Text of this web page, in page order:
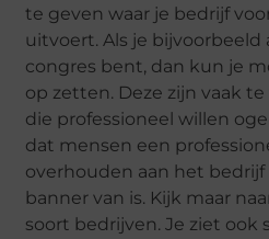
te geven waar je bedrijf
uitvoert. Als je bijvoorbeeld
congres bent, dan kun je
op zetten. Deze zijn vaak
die professioneel willen
dat mensen een
overhouden aan het bedrijf
banner van is. Kijk maar
soort bedrijven. Je ziet ook